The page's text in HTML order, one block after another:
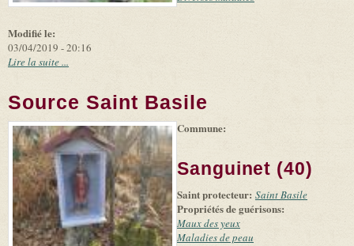
Modifié le:
03/04/2019 - 20:16
Lire la suite ...
Source Saint Basile
-
Leaflet (link is
|
Tiles
(link is
external)
©
Microsoft
and
suppliers
Commune:
Sanguinet (40)
Saint protecteur: Saint Basile
Propriétés de guérisons:
Maux des yeux
Maladies de peau